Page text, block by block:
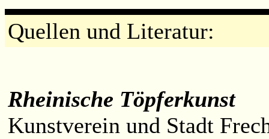
Quellen und Literatur:
Rheinische Töpferkunst
Kunstverein und Stadt